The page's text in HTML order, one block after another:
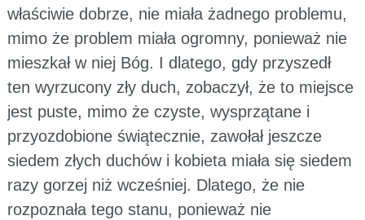
właściwie dobrze, nie miała żadnego problemu,
mimo że problem miała ogromny, ponieważ nie
mieszkał w niej Bóg. I dlatego, gdy przyszedł
ten wyrzucony zły duch, zobaczył, że to miejsce
jest puste, mimo że czyste, wysprzątane i
przyozdobione świątecznie, zawołał jeszcze
siedem złych duchów i kobieta miała się siedem
razy gorzej niż wcześniej. Dlatego, że nie
rozpoznała tego stanu, ponieważ nie